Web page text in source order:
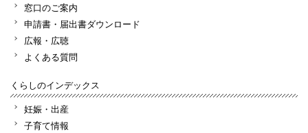
窓口のご案内
申請書・届出書ダウンロード
広報・広聴
よくある質問
くらしのインデックス
妊娠・出産
子育て情報